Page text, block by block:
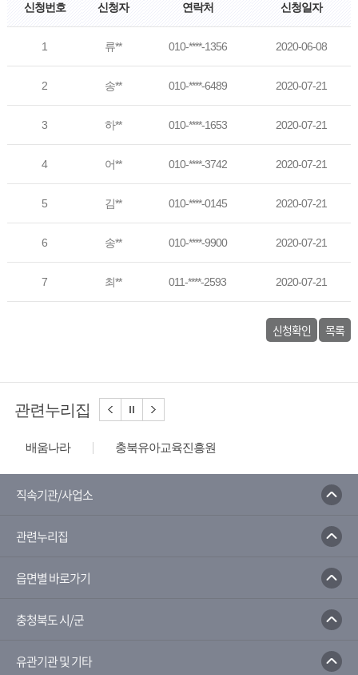
신청번호 신청자 연락처 신청일자
1 류** 010-****-1356 2020-06-08
2 송** 010-****-6489 2020-07-21
3 하** 010-****-1653 2020-07-21
4 어** 010-****-3742 2020-07-21
5 김** 010-****-0145 2020-07-21
6 송** 010-****-9900 2020-07-21
7 최** 011-****-2593 2020-07-21
신청확인 목록
관련누리집
배움나라
충북유아교육진흥원
충북문화관
충북교수학습지원센터
직속기관/사업소
관련누리집
읍면별 바로가기
충청북도 시/군
유관기관 및 기타